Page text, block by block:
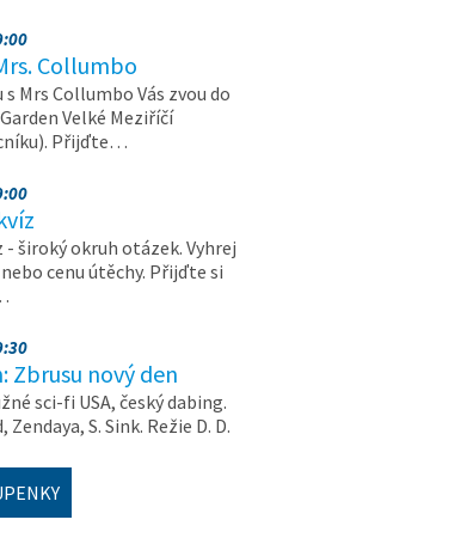
Collumbo
s Mrs Collumbo Vás zvou do
Velké Meziříčí
Přijďte…
- široký okruh otázek. Vyhrej
cenu útěchy. Přijďte si
Zbrusu nový den
sci-fi USA, český dabing.
S. Sink. Režie D. D.